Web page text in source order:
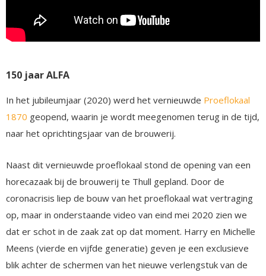
150 jaar ALFA
In het jubileumjaar (2020) werd het vernieuwde Proeflokaal
1870 geopend, waarin je wordt meegenomen terug in de tijd,
naar het oprichtingsjaar van de brouwerij.
Naast dit vernieuwde proeflokaal stond de opening van een
horecazaak bij de brouwerij te Thull gepland. Door de
coronacrisis liep de bouw van het proeflokaal wat vertraging
op, maar in onderstaande video van eind mei 2020 zien we
dat er schot in de zaak zat op dat moment. Harry en Michelle
Meens (vierde en vijfde generatie) geven je een exclusieve
blik achter de schermen van het nieuwe verlengstuk van de